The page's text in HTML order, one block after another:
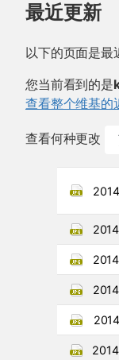
最近更新
以下的页面是最
您当前看到的是
查看整个维基的
查看何种更改